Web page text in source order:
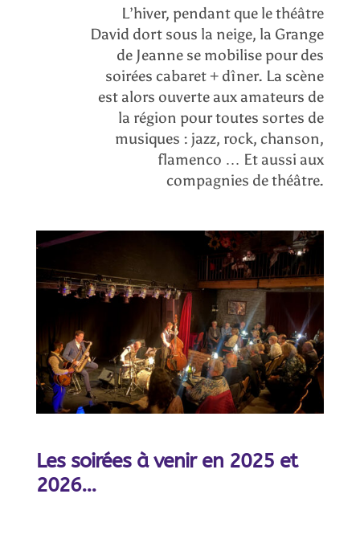
L’hiver, pendant que le théâtre
David dort sous la neige, la Grange
de Jeanne se mobilise pour des
soirées cabaret + dîner. La scène
est alors ouverte aux amateurs de
la région pour toutes sortes de
musiques : jazz, rock, chanson,
flamenco … Et aussi aux
compagnies de théâtre.
Les soirées à venir en 2025 et
2026…